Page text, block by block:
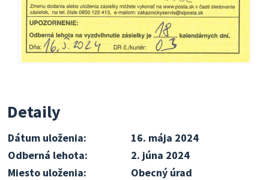
Detaily
Dátum uloženia:
16. mája 2024
Odberná lehota:
2. júna 2024
Miesto uloženia:
Obecný úrad